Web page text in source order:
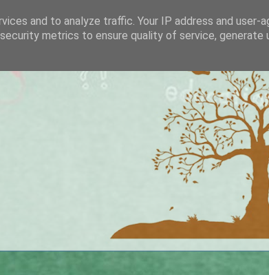
and to analyze traffic. Your IP address and user-
metrics to ensure quality of service, generate